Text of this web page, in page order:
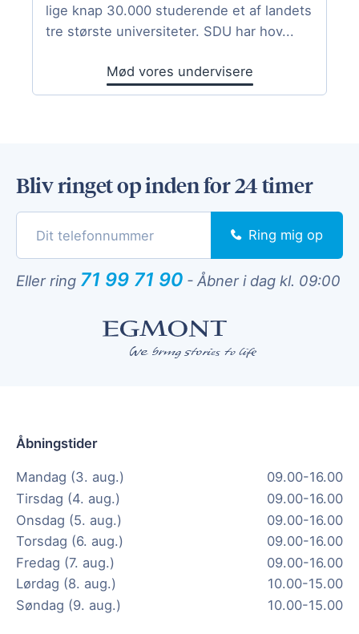
lige knap 30.000 studerende et af landets
tre største universiteter. SDU har hov...
Mød vores undervisere
Bliv ringet op inden for 24 timer
Ring mig op
Eller ring 71 99 71 90 - Åbner i dag kl. 09:00
Åbningstider
Mandag (3. aug.)
09.00-16.00
Tirsdag (4. aug.)
09.00-16.00
Onsdag (5. aug.)
09.00-16.00
Torsdag (6. aug.)
09.00-16.00
Fredag (7. aug.)
09.00-16.00
Lørdag (8. aug.)
10.00-15.00
Søndag (9. aug.)
10.00-15.00